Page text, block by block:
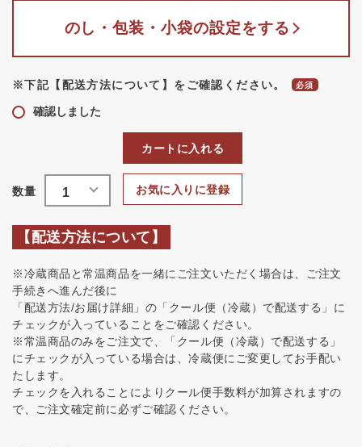
のし・包装・小袋の設定をする
※下記【配送方法について】をご確認ください。
確認しました
お気に入りに登録
カートに入れる
【配送方法について】
※冷蔵商品と常温商品を一緒にご注文いただく場合は、ご注文
手続きへ進んだ後に
「配送方法/お届け詳細」の「クール便（冷蔵）で配送する」に
チェックが入っていることをご確認ください。
※常温商品のみをご注文で、「クール便（冷蔵）で配送する」
にチェックが入っている場合は、冷蔵便にご変更してお手配い
たします。
チェックを入れることによりクール便手数料が加算されますの
で、ご注文確定前に必ずご確認ください。